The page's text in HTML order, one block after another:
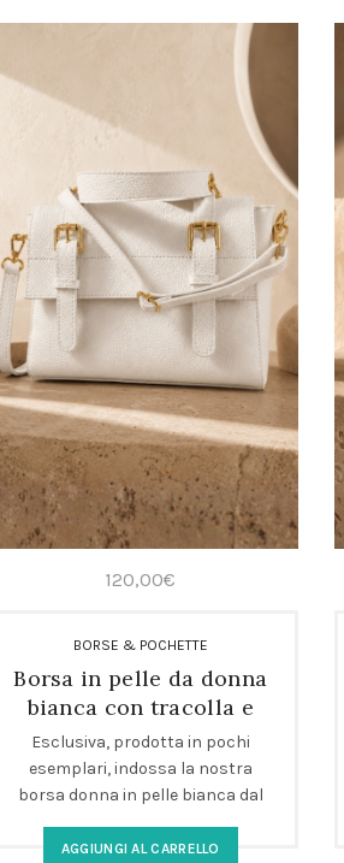
120,00€
BORSE & POCHETTE
Borsa in pelle da donna
bianca con tracolla e
fibbie
Esclusiva, prodotta in pochi
esemplari, indossa la nostra
borsa donna in pelle bianca dal
regolabile e fibbie dorate: un
AGGIUNGI AL CARRELLO